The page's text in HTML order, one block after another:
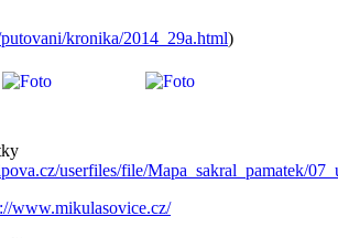
kronika/2014_29a.html)
userfiles/file/Mapa_sakral_pamatek/
www.mikulasovice.cz/